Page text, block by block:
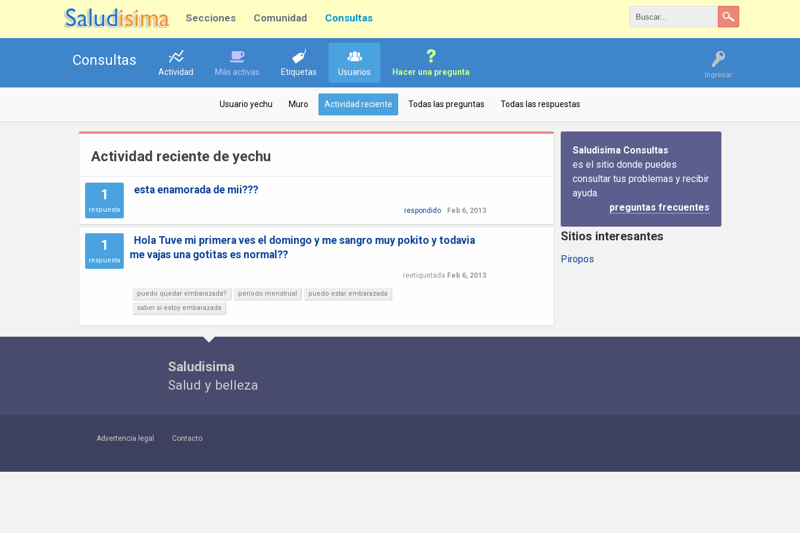
Secciones Comunidad Consultas
Ingresar
Consultas
Actividad Más activas Etiquetas Usuarios Hacer una pregunta
Usuario yechu Muro Actividad reciente Todas las preguntas Todas las respuestas
Actividad reciente de yechu
1
respuesta
esta enamorada de mii???
respondido Feb 6, 2013
1
respuesta
Hola Tuve mi primera ves el domingo y me sangro muy pokito y todavia
me vajas una gotitas es normal??
reetiquetada Feb 6, 2013
puedo quedar embarazada? periodo menstrual
puedo estar embarazada
saber si estoy embarazada
Saludisima Consultas
es el sitio donde puedes
consultar tus problemas y recibir
ayuda.
preguntas frecuentes
Sitios interesantes
Piropos
Saludisima
Salud y belleza
Advertencia legal Contacto